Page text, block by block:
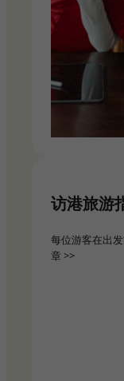
访港旅游
每位游客在出
章 >>